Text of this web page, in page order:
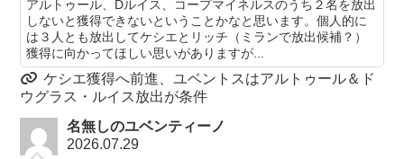
アルトゥール、Dルイス、コープマイネルスのうち２名を放出
しないと獲得できないということかなと思います。個人的に
は３人とも放出してケシエとリッチ（ミランで放出候補？）
獲得に向かってほしい思いがありますが...
ケシエ獲得へ前進、ユベントスはアルトゥール＆ド
ウグラス・ルイス放出が条件
名無しのユベンティーノ
2026.07.29